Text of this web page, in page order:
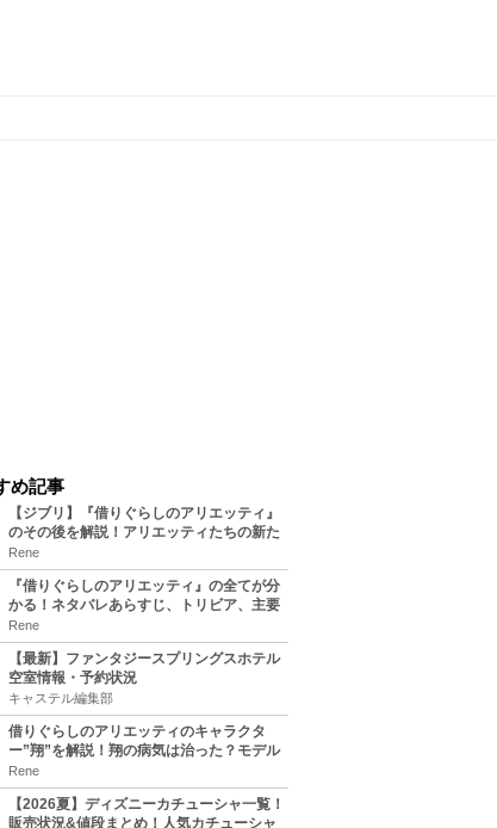
め記事
【ジブリ】『借りぐらしのアリエッティ』
のその後を解説！アリエッティたちの新た
な住処は？翔の病気は治る？
Rene
『借りぐらしのアリエッティ』の全てが分
かる！ネタバレあらすじ、トリビア、主要
キャラまとめ！
Rene
【最新】ファンタジースプリングスホテル
空室情報・予約状況
キャステル編集部
借りぐらしのアリエッティのキャラクタ
ー”翔”を解説！翔の病気は治った？モデル
は誰？
Rene
【2026夏】ディズニーカチューシャ一覧！
販売状況&値段まとめ！人気カチューシャ